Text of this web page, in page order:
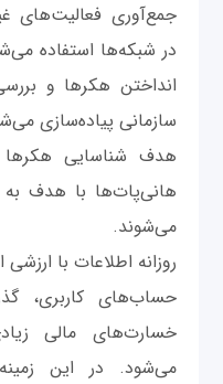
جمع‌آوری فعالیت‌های
در شبکه‌ها استفاده
انداختن هکرها و
سازمانی پیاده‌سازی
هدف شناسایی هکرها
هانی‌پات‌ها با هدف به
می‌شوند.
روزانه اطلاعات با
حساب‌های کاربری،
خسارت‌های مالی
می‌شود. در این